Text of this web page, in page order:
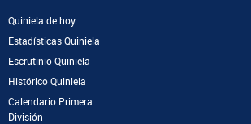
Quiniela de hoy
Estadísticas Quiniela
Escrutinio Quiniela
Histórico Quiniela
Calendario Primera
División